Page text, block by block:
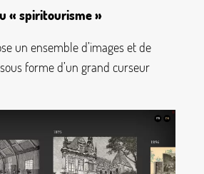
« spiritourisme»
un ensemble d’images et de
forme d’un grand curseur